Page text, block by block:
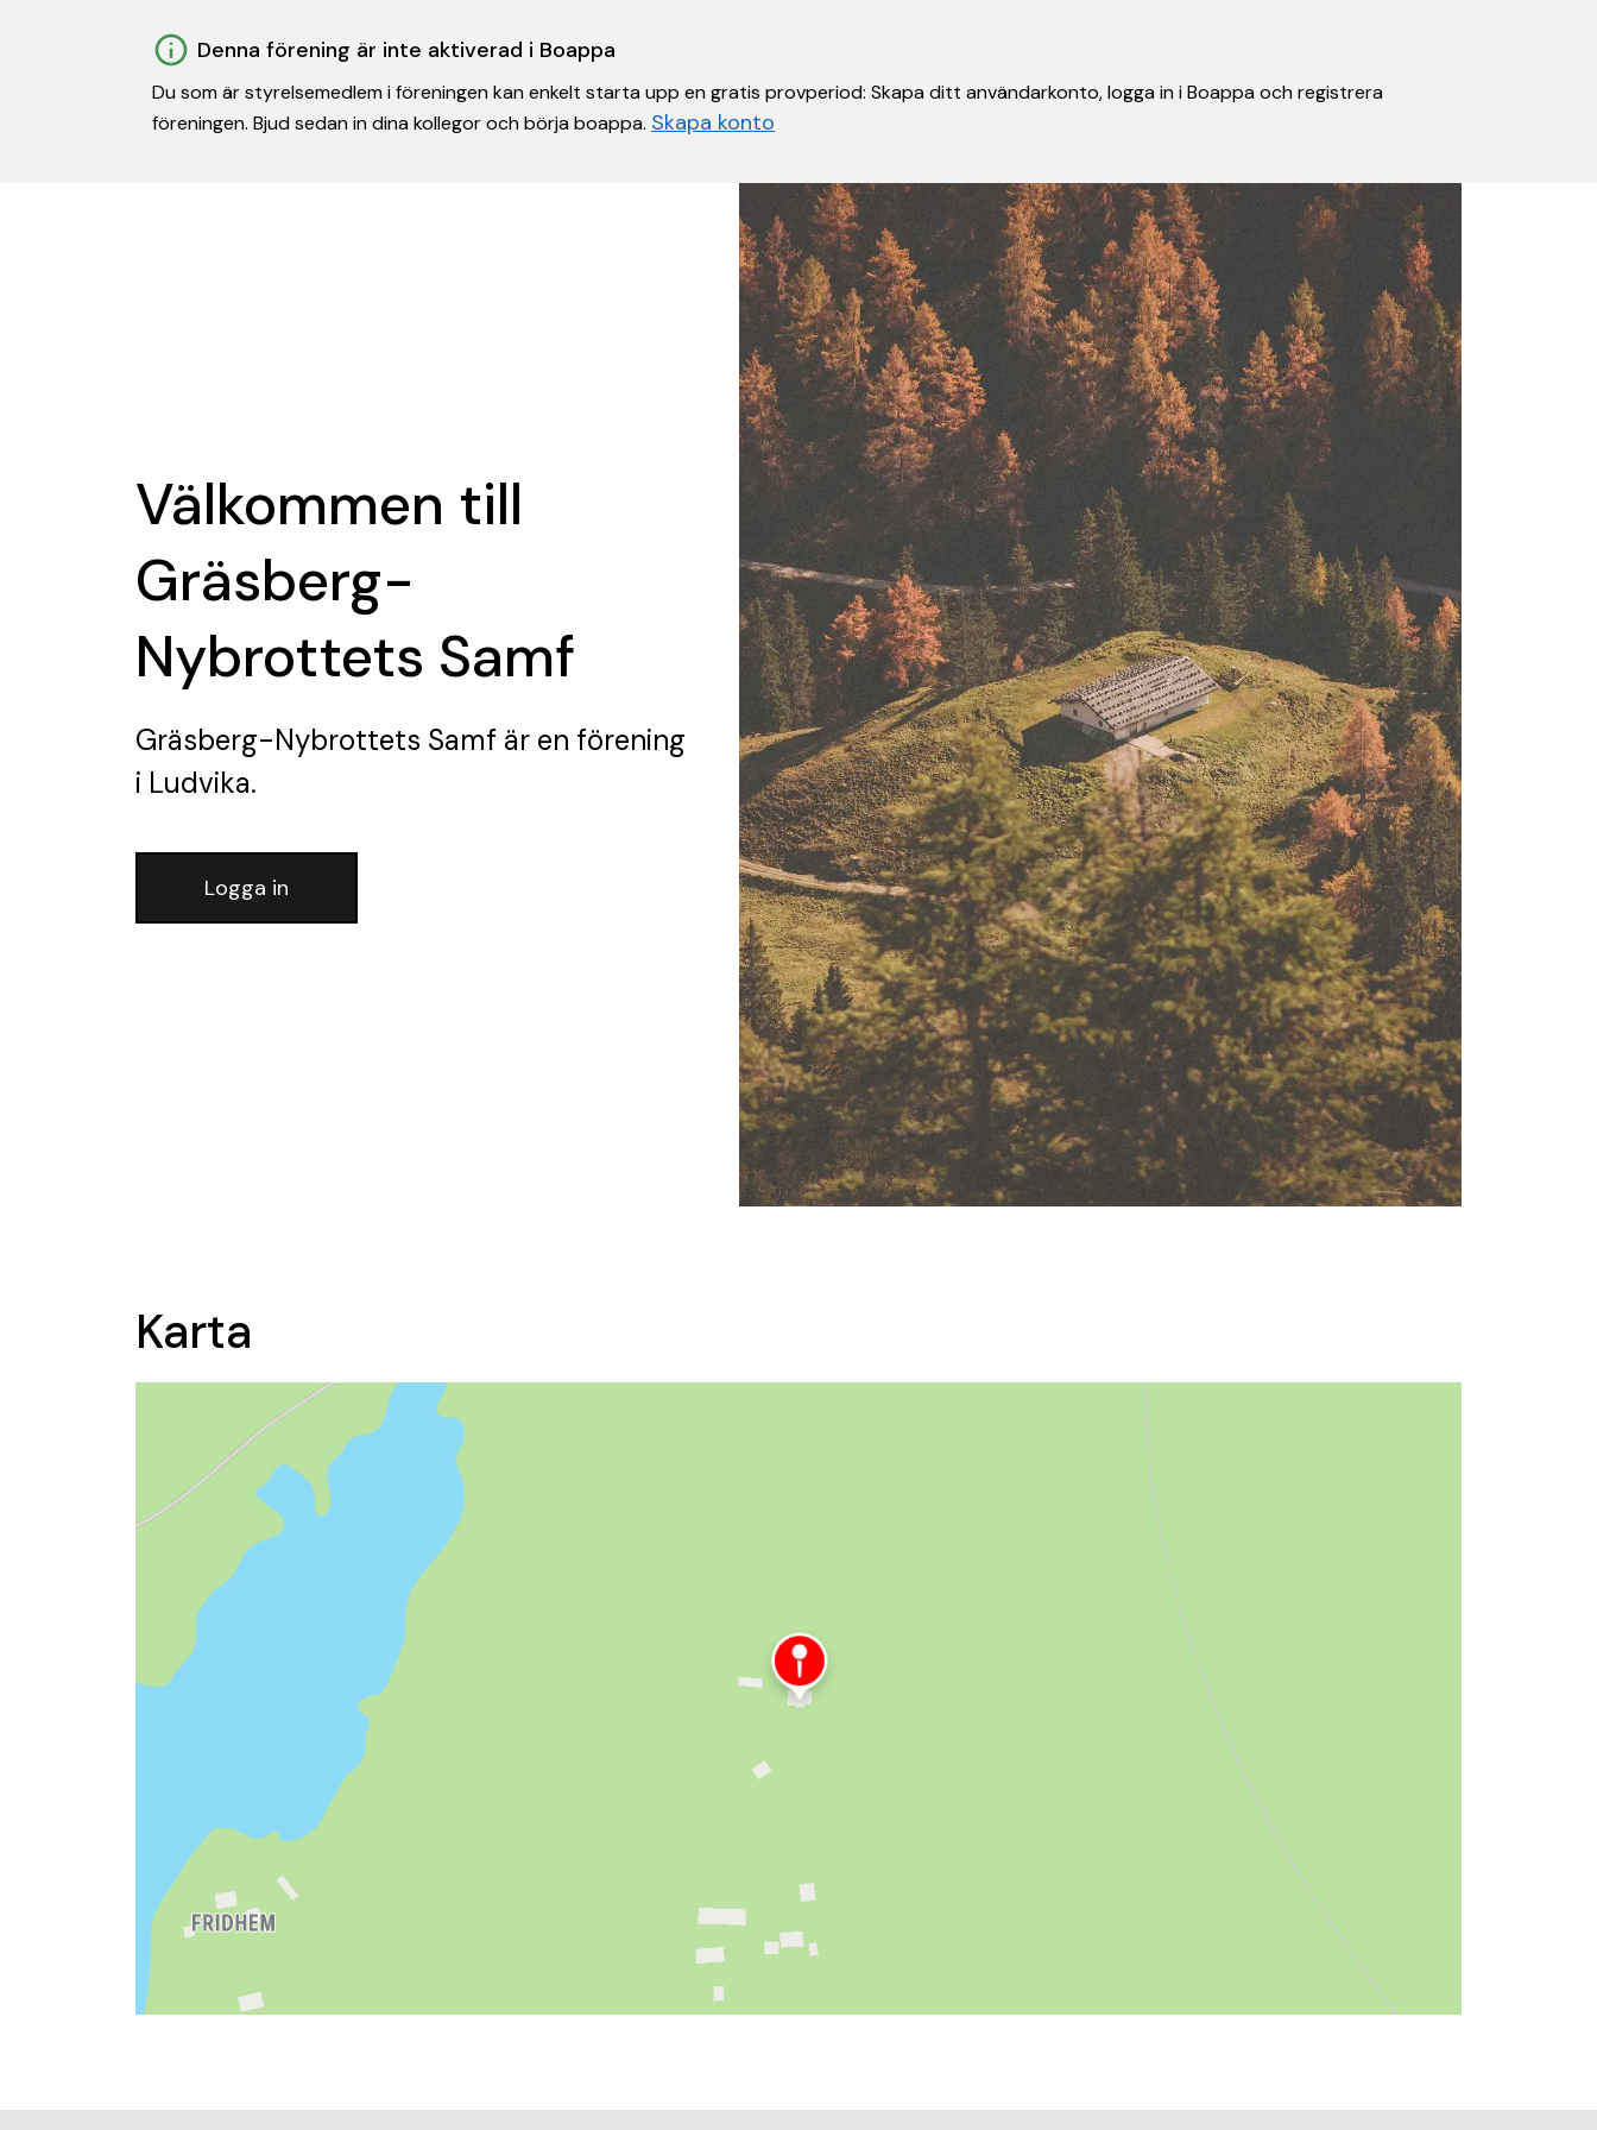
Denna förening är inte aktiverad i Boappa
Du som är styrelsemedlem i föreningen kan enkelt starta upp en gratis provperiod: Skapa ditt användarkonto, logga in i Boappa och registrera
föreningen. Bjud sedan in dina kollegor och börja boappa. Skapa konto
Välkommen till
Gräsberg-
Nybrottets Samf
Gräsberg-Nybrottets Samf är en förening
i Ludvika.
Logga in
Karta